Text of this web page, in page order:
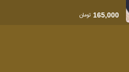
165,000 تومان